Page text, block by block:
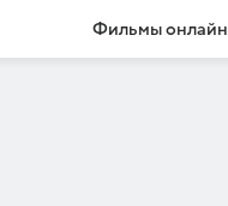
Фильмы онлайн